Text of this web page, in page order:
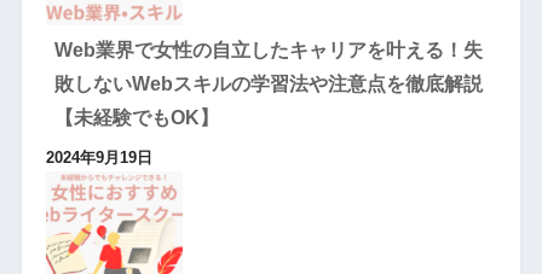
Web業界で女性の自立したキャリアを叶える！失
敗しないWebスキルの学習法や注意点を徹底解説
【未経験でもOK】
2024年9月19日